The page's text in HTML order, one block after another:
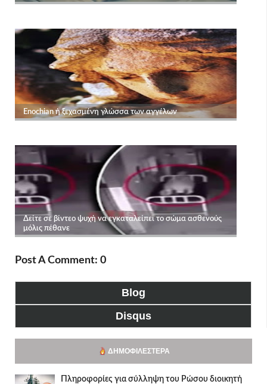
Post A Comment: 0
Blog
Disqus
ΔΗΜΟΦΙΛΈΣΤΕΡΑ
Πληροφορίες για σύλληψη του Ρώσου διοικητή